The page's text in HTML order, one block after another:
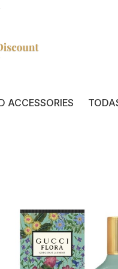
ACCESSORIES